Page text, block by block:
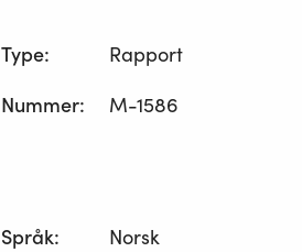
Type: Rapport
Nummer: M-1586
Språk: Norsk